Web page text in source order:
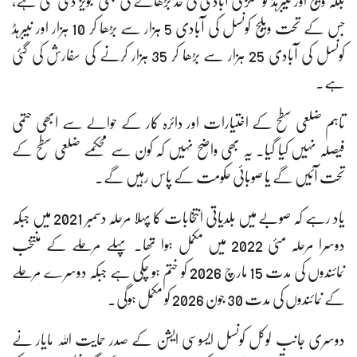
جس کے تحت ویلج کونسل کی آبادی 5 ہزار سے بڑھا کر 10 ہزار اور نیبرہڈ
کونسل کی آبادی 25 ہزار سے بڑھا کر 35 ہزار کرنے کی سفارش کی گئی
ہے۔
تاہم ضلعی سطح کے اختیارات اور دائرہ کار کے حوالے سے ابھی حتمی
فیصلہ نہیں کیا گیا۔ یہ بھی واضح نہیں کہ کون سے محکمے ضلعی سطح کے
تحت آئیں گے یا صوبائی حکومت کے پاس رہیں گے۔
یاد رہے کہ صوبے میں بلدیاتی انتخابات کا پہلا مرحلہ دسمبر 2021 میں جبکہ
دوسرا مرحلہ مئی 2022 میں مکمل ہوا تھا۔ پہلے مرحلے کے منتخب
نمائندوں کی مدت 15 مارچ 2026 کو ختم ہو چکی ہے جبکہ دوسرے مرحلے
کے نمائندوں کی مدت 30 جون 2026 کو مکمل ہوگی۔
دوسری جانب لوکل کونسل ایسوسی ایشن کے صدر حمایت اللہ مایار نے